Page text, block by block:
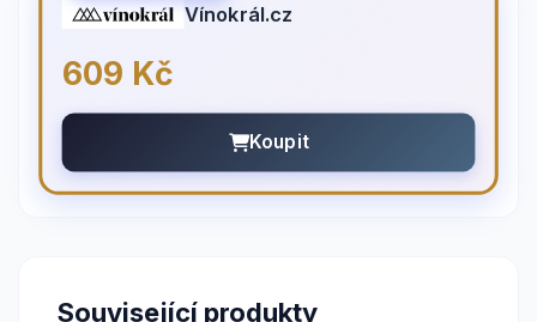
Vínokrál.cz
609 Kč
Koupit
Související produkty